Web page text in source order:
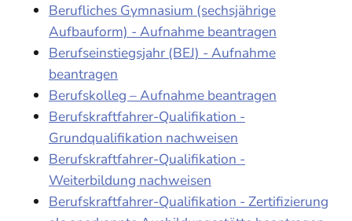
Berufliches Gymnasium (sechsjährige
Aufbauform) - Aufnahme beantragen
Berufseinstiegsjahr (BEJ) - Aufnahme
beantragen
Berufskolleg – Aufnahme beantragen
Berufskraftfahrer-Qualifikation -
Grundqualifikation nachweisen
Berufskraftfahrer-Qualifikation -
Weiterbildung nachweisen
Berufskraftfahrer-Qualifikation - Zertifizierung